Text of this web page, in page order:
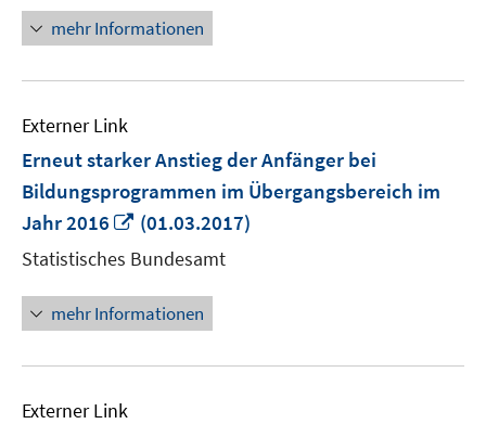
mehr Informationen
Externer Link
Erneut starker Anstieg der Anfänger bei
Bildungsprogrammen im Übergangsbereich im
Jahr 2016
In
neuem
Fenster
öffnen
(01.03.2017)
Statistisches Bundesamt
mehr Informationen
Externer Link